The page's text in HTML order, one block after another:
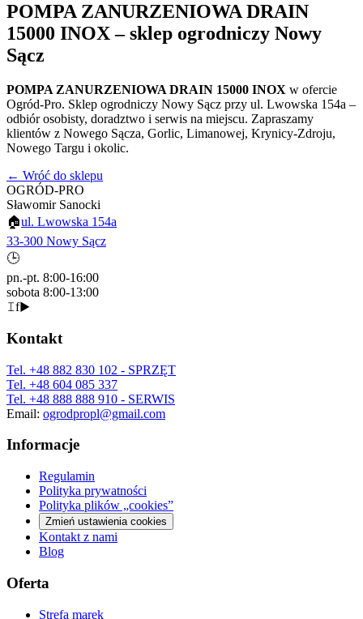
POMPA ZANURZENIOWA DRAIN
15000 INOX– sklep ogrodniczy Nowy
Sącz
POMPA ZANURZENIOWA DRAIN 15000 INOX w ofercie
Ogród-Pro. Sklep ogrodniczy Nowy Sącz przy ul. Lwowska 154a –
odbiór osobisty, doradztwo i serwis na miejscu. Zapraszamy
klientów z Nowego Sącza, Gorlic, Limanowej, Krynicy-Zdroju,
Nowego Targu i okolic.
← Wróć do sklepu
OGRÓD-PRO
Sławomir Sanocki
🏠ul. Lwowska 154a
33-300 Nowy Sącz
🕒
pn.-pt. 8:00-16:00
sobota 8:00-13:00
𝙸f▶
Kontakt
Tel. +48 882 830 102 - SPRZĘT
Tel. +48 604 085 337
Tel. +48 888 888 910 - SERWIS
Email: ogrodpropl@gmail.com
Informacje
Regulamin
Polityka prywatności
Polityka plików „cookies”
Zmień ustawienia cookies
Kontakt z nami
Blog
Oferta
Strefa marek